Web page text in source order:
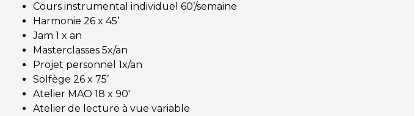
Cours instrumental individuel 60’/semaine
Harmonie 26 x 45’
Jam 1 x an
Masterclasses 5x/an
Projet personnel 1x/an
Solfège 26 x 75’
Atelier MAO 18 x 90′
Atelier de lecture à vue variable